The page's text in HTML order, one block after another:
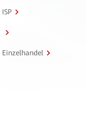
ISP
Einzelhandel